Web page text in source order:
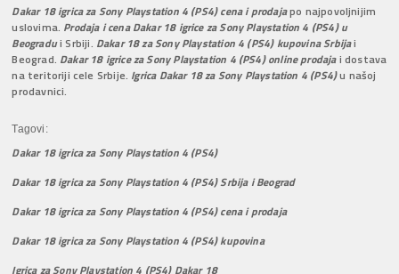
Dakar 18 igrica za Sony Playstation 4 (PS4) cena i prodajapo najpovoljnijim
uslovima. Prodaja i cena Dakar 18 igrice za Sony Playstation 4 (PS4) u
Beogradui Srbiji. Dakar 18 za Sony Playstation 4 (PS4) kupovina Srbijai
Beograd. Dakar 18 igrice za Sony Playstation 4 (PS4) online prodajai dostava
na teritoriji cele Srbije. Igrica Dakar 18 za Sony Playstation 4 (PS4)u našoj
prodavnici.
Tagovi:
Dakar 18 igrica za Sony Playstation 4 (PS4)
Dakar 18 igrica za Sony Playstation 4 (PS4) Srbija i Beograd
Dakar 18 igrica za Sony Playstation 4 (PS4) cena i prodaja
Dakar 18 igrica za Sony Playstation 4 (PS4) kupovina
Igrica za Sony Playstation 4 (PS4) Dakar 18